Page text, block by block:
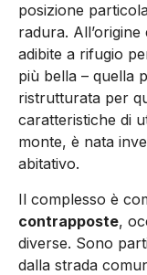
posizione
radura.
adibite a rifugio
più bella – quella
ristrutturata per
caratteristiche di
monte, è nata
abitativo.
Il complesso è
contrapposte,
diverse. Sono
dalla strada